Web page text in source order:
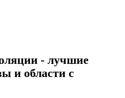
- лучшие
и области с